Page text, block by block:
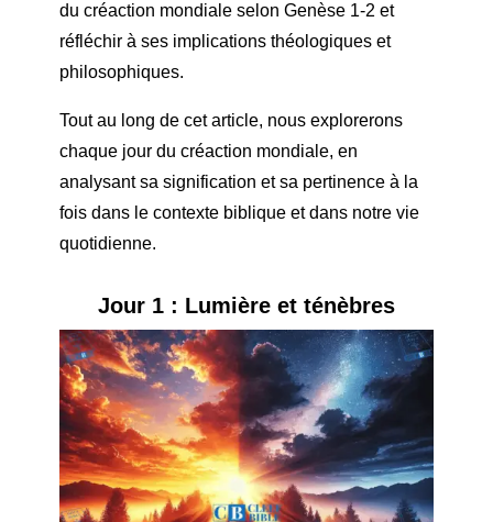
du créaction mondiale selon Genèse 1-2 et
réfléchir à ses implications théologiques et
philosophiques.
Tout au long de cet article, nous explorerons
chaque jour du créaction mondiale, en
analysant sa signification et sa pertinence à la
fois dans le contexte biblique et dans notre vie
quotidienne.
Jour 1 : Lumière et ténèbres